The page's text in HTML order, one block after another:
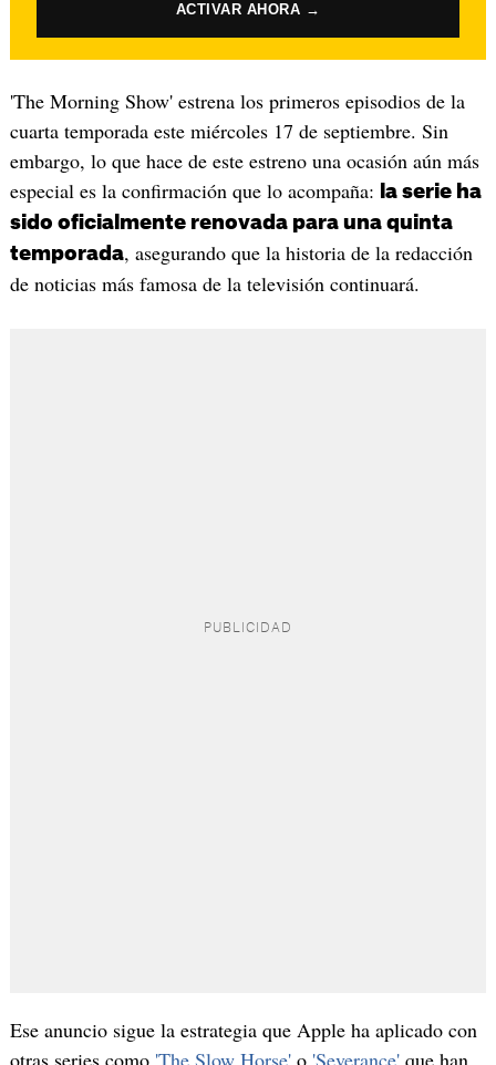
ACTIVAR AHORA →
'The Morning Show' estrena los primeros episodios de la
cuarta temporada este miércoles 17 de septiembre. Sin
embargo, lo que hace de este estreno una ocasión aún más
especial es la confirmación que lo acompaña:
la serie ha
sido oficialmente renovada para una quinta
temporada, asegurando que la historia de la redacción
de noticias más famosa de la televisión continuará.
Ese anuncio sigue la estrategia que Apple ha aplicado con
otras series como 'The Slow Horse'o 'Severance'que han